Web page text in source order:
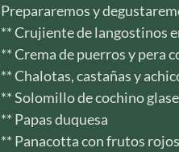
Prepararemos y
** Crujiente de langostinos
** Crema de puerros y pera
** Chalotas, castañas y
** Solomillo de cochino
** Papas duquesa
** Panacotta con frutos rojos